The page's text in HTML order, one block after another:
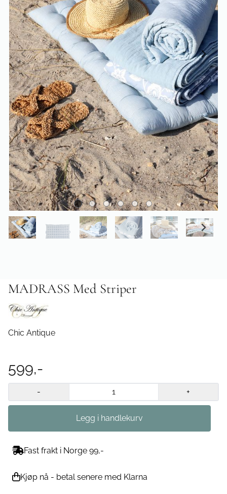
MADRASS Med Striper
Chic Antique
599,-
- +
Fast frakt i Norge 99,-
Kjøp nå - betal senere med Klarna